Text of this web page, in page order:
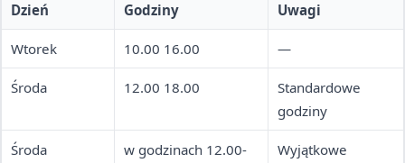
Dzień Godziny Uwagi
Wtorek 10.00 16.00 —
Środa 12.00 18.00
Standardowe
godziny
Środa
w godzinach 12.00-
Wyjątkowe